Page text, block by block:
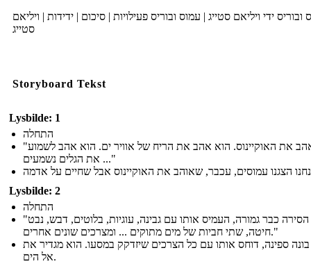
ובוריס ידי ויליאם סטייג | עמוס ובוריס פעילויות | סיכום | ידידות | ויליאם
סטייג
Storyboard Tekst
Lysbilde: 1
התחלה
"הוא אהב את האוקיינוס. הוא אהב את הריח של אוויר ים. הוא אהב לשמוע
את הגלים נשמעים ..."
Lysbilde: 2
התחלה
"כאשר הסירה כבר גמורה, העמיס אותו עם גבינה, עוגיות, בלוטים, דבש, נבט
חיטה, שתי חביות של מים מתוקים ... ומצרכים שונים אחרים."
ספינה, דוחס אותו עם כל הצרכים שיזדקק במסעו. הוא מגדיר את
אל הים.